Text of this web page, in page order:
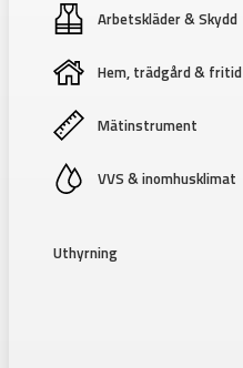
Arbetskläder & Skydd
Hem, trädgård & fritid
Mätinstrument
VVS & inomhusklimat
Uthyrning